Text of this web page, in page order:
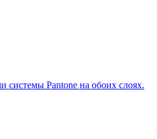
системы Pantone на обоих слоях.